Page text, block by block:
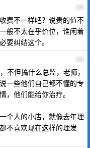
18
费不一样吧？说贵的值不
般不太在乎价位，谁闲着
要纠结这个。
19
不但搞什么总监，老师，
一些他们自己都不懂的专
，他们能给你治疗。
个人的小店，就像去年理
不喜欢现在这样的理发